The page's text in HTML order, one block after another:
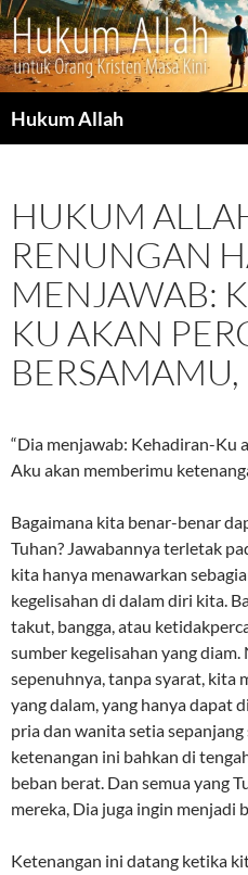
Hukum Allah
HUKUM
RENUNGAN
MENJAWAB:
KU AKAN
“Dia menjawab: Kehadiran-Ku
Aku akan memberimu
Bagaimana kita benar-benar
Tuhan? Jawabannya terletak
kita hanya menawarkan
kegelisahan di dalam diri kita.
takut, bangga, atau
sumber kegelisahan yang
sepenuhnya, tanpa syarat, kita
yang dalam, yang hanya dapat
pria dan wanita setia
ketenangan ini bahkan di
beban berat. Dan semua yang
mereka, Dia juga ingin menjadi
Ketenangan ini datang ketika